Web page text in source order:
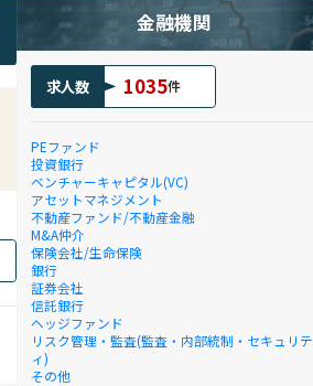
金融機関
求人数 1035件
PEファンド
投資銀行
ベンチャーキャピタル(VC)
アセットマネジメント
不動産ファンド/不動産金融
M&A仲介
保険会社/生命保険
銀行
証券会社
信託銀行
ヘッジファンド
リスク管理・監査(監査・内部統制・セキュリテ
ィ)
その他